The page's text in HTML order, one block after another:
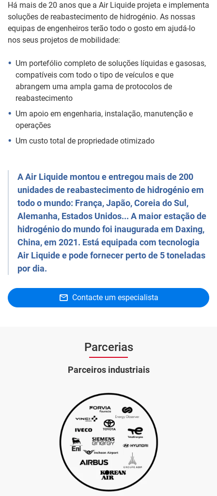
Há mais de 20 anos que a Air Liquide projeta e implementa
soluções de reabastecimento de hidrogénio. As nossas
equipas de engenheiros terão todo o gosto em ajudá-lo
nos seus projetos de mobilidade:
Um portefólio completo de soluções líquidas e gasosas,
compatíveis com todo o tipo de veículos e que
abrangem uma ampla gama de protocolos de
reabastecimento
Um apoio em engenharia, instalação, manutenção e
operações
Um custo total de propriedade otimizado
A Air Liquide montou e entregou mais de 200
unidades de reabastecimento de hidrogénio em
todo o mundo: França, Japão, Coreia do Sul,
Alemanha, Estados Unidos... A maior estação de
hidrogénio do mundo foi inaugurada em Daxing,
China, em 2021. Está equipada com tecnologia
Air Liquide e pode fornecer perto de 5 toneladas
por dia.
Contacte um especialista
Parcerias
Parceiros industriais